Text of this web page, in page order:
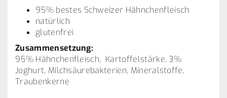
95% bestes Schweizer Hähnchenfleisch
natürlich
glutenfrei
Zusammensetzung:
95% Hähnchenfleisch, Kartoffelstärke, 3%
Joghurt, Milchsäurebakterien, Mineralstoffe,
Traubenkerne